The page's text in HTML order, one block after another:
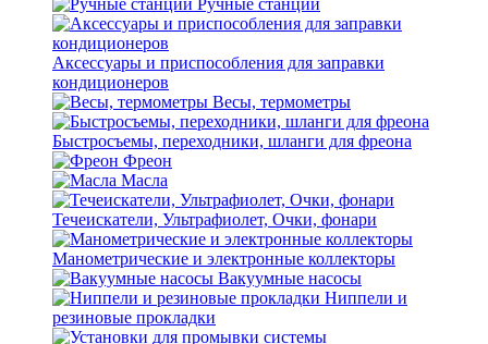
Ручные станции
Аксессуары и приспособления для заправки
кондиционеров
Весы, термометры
Быстросъемы, переходники, шланги для фреона
Фреон
Масла
Течеискатели, Ультрафиолет, Очки, фонари
Манометрические и электронные коллекторы
Вакуумные насосы
Ниппели и
резиновые прокладки